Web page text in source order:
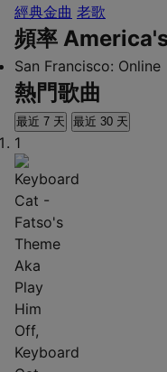
經典金曲 老歌
頻率
San Francisco: Online
熱門歌曲
最近 7 天 最近 30 天
1